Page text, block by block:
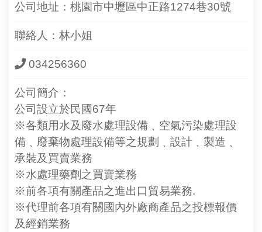
公司地址：桃園市中壢區中正路1274巷30號
聯絡人：林小姐
034256360
公司簡介：
公司設立於民國67年
※各類用水及廢水處理設備﹑空氣污染處理設
備﹑廢棄物處理設備等之規劃﹑設計﹑製造﹑
承裝及買賣業務
※水處理藥劑之買賣業務
※前各項有關產品之進出口貿易業務.
※代理前各項有關國內外廠商產品之投標報價
及經銷業務